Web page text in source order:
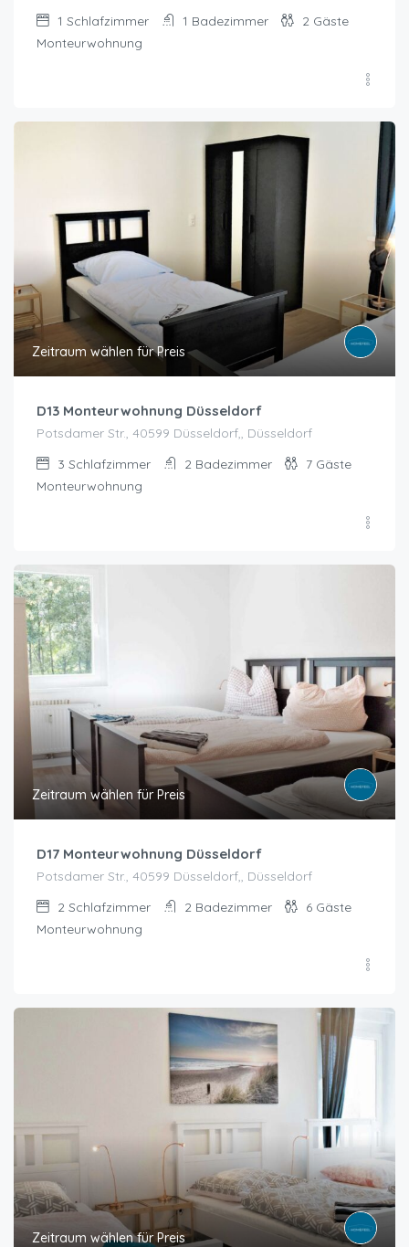
1 Schlafzimmer 1 Badezimmer 2 Gäste
Monteurwohnung
Zeitraum wählen für Preis
D13 Monteurwohnung Düsseldorf
Potsdamer Str., 40599 Düsseldorf,, Düsseldorf
3 Schlafzimmer 2 Badezimmer 7 Gäste
Monteurwohnung
Zeitraum wählen für Preis
D17 Monteurwohnung Düsseldorf
Potsdamer Str., 40599 Düsseldorf,, Düsseldorf
2 Schlafzimmer 2 Badezimmer 6 Gäste
Monteurwohnung
Zeitraum wählen für Preis